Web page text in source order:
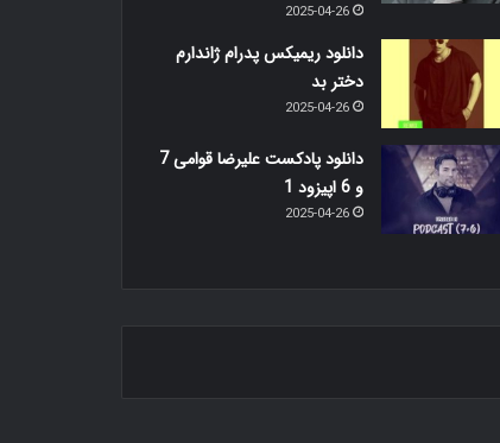
2025-04-26
دانلود ریمیکس پدرام ژاندارم
دختر بد
2025-04-26
دانلود پادکست علیرضا قوامی 7
و 6 اپیزود 1
2025-04-26